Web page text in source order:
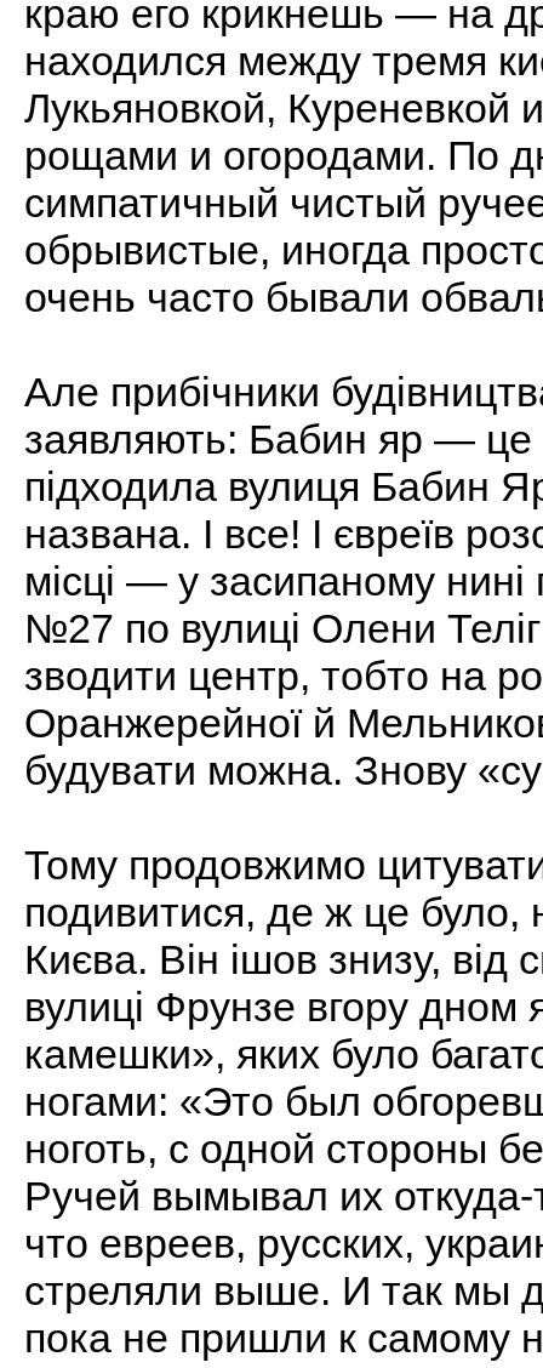
краю его крикнешь — на
находился между тремя
Лукьяновкой,
рощами и огородами. По
симпатичный чистый
обрывистые, иногда
очень часто бывали
Але прибічники
заявляють: Бабин яр — це
підходила вулиця Бабин
названа. І все! І євреїв
місці — у засипаному
№27 по вулиці Олени
зводити центр, тобто на
Оранжерейної й
будувати можна. Знову
Тому продовжимо
подивитися, де ж це було,
Києва. Він ішов знизу, від
вулиці Фрунзе вгору дном
камешки», яких було
ногами: «Это был
ноготь, с одной стороны
Ручей вымывал их
что евреев, русских,
стреляли выше. И так мы
пока не пришли к самому